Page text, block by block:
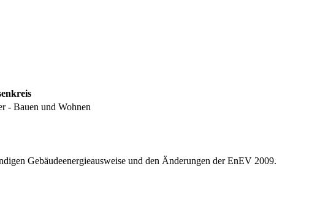
- Bauen und Wohnen
Gebäudeenergieausweise und den Änderungen der EnEV 2009.